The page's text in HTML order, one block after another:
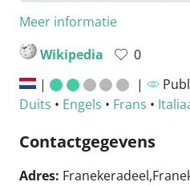
Meer informatie
Wikipedia
0
|
|
Duits • Engels • Frans •
Contactgegevens
Adres: